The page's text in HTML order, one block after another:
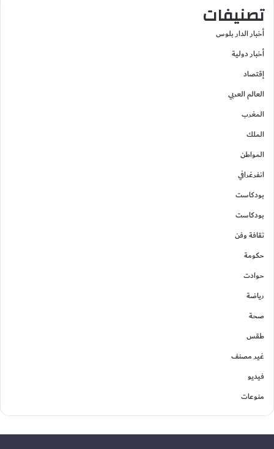
تصنيفات
أخبار الدار بلوس
أخبار دولية
إقتصاد
العالم العربي
المغرب
الملك
المواطن
انفرغرافي
بودكاست
بودكاست
ثقافة وفن
حكومة
حوادت
رياضة
صحة
طقس
غير مصنف
فيديو
منوعات